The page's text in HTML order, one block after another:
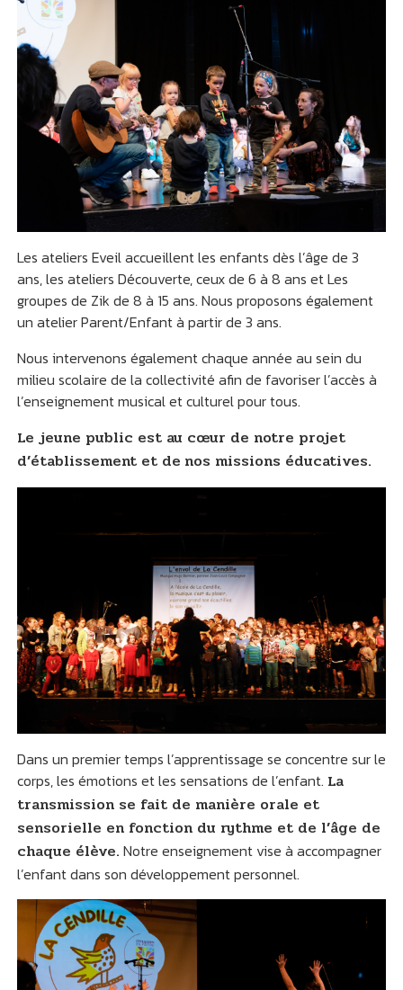
Les ateliers Eveil accueillent les enfants dès l’âge de 3
ans, les ateliers Découverte, ceux de 6 à 8 ans et Les
groupes de Zik de 8 à 15 ans. Nous proposons également
un atelier Parent/Enfant à partir de 3 ans.
Nous intervenons également chaque année au sein du
milieu scolaire de la collectivité afin de favoriser l’accès à
l’enseignement musical et culturel pour tous.
Le jeune public est au cœur de notre projet
d’établissement et de nos missions éducatives.
Dans un premier temps l’apprentissage se concentre sur le
corps, les émotions et les sensations de l’enfant. La
transmission se fait de manière orale et
sensorielle en fonction du rythme et de l’âge de
chaque élève. Notre enseignement vise à accompagner
l’enfant dans son développement personnel.